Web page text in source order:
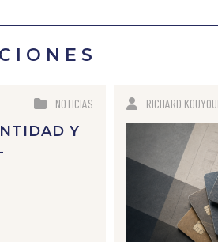
NOTICIAS
Y
RICHARD